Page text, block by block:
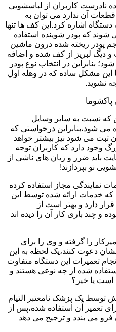
نادرست کاربران از لباسشویی
آن ندارد می توان به
اشاره کرد.این کف ها تنها
شوند که پودر شوینده استفاده
پودر ریخته شده درون ماشین
و دیگ لبریز از کف شده و اضافه
بنابراین در انتخاب نوع پودر
این مشکل ساده که در وهله اول
نشوید.
پاکشوما
که نسبت به سایر وسایل
می شود،بنابراین درخواستی که
ثبت می شود نیز بیشتر خواهد
وجود دارد که کاربران توجه
باید ضرر و زیان های ناشی از
نو بپردازند!
نمایندگی مجاز استفاده کرده
که خدمات ارائه شده توسط این
دارد و بهتر است از
و چند باری کار آن را دیده اند
را گرفته و وی را برای
دعوت کنند،یک لحظه به این
تعمیرات این دستگاه متفاوت
شده از چه نوعی هستند و
است یا خیر؟
توسط یک پزشک نامعتبر التیام
تعمیر آن استفاده شده،پس از
می بندد و ترجیح می دهد